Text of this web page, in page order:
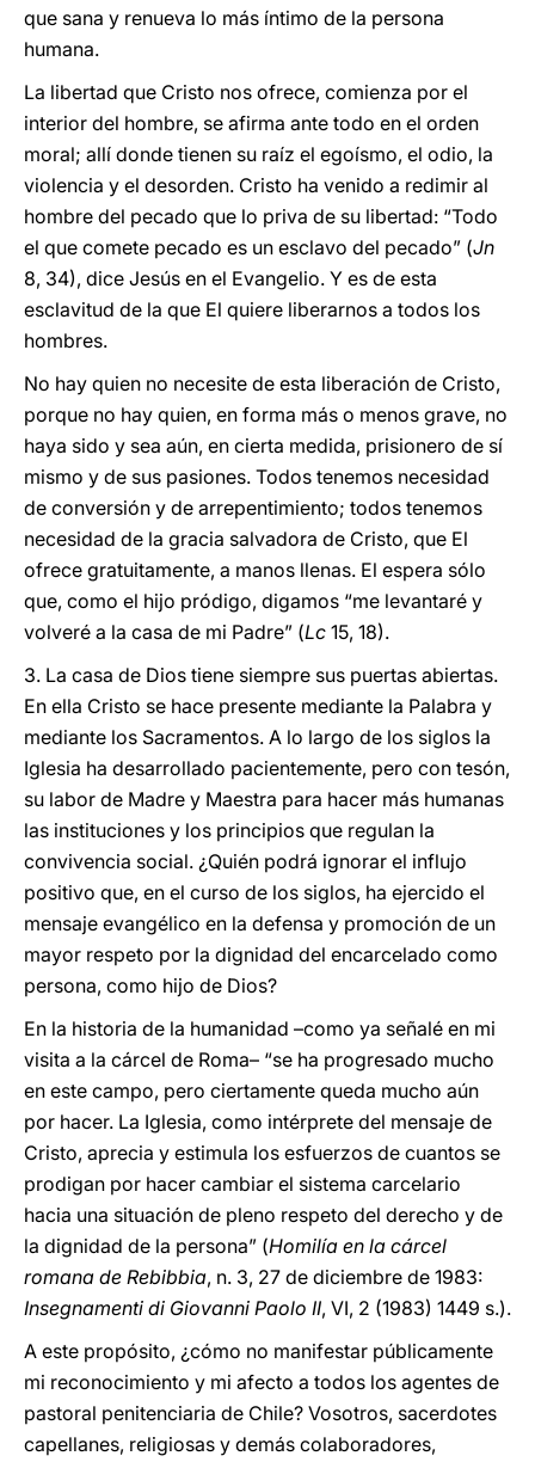
que sana y renueva lo más íntimo de la persona
humana.
La libertad que Cristo nos ofrece, comienza por el
interior del hombre, se afirma ante todo en el orden
moral; allí donde tienen su raíz el egoísmo, el odio, la
violencia y el desorden. Cristo ha venido a redimir al
hombre del pecado que lo priva de su libertad: “Todo
el que comete pecado es un esclavo del pecado” (Jn
8, 34), dice Jesús en el Evangelio. Y es de esta
esclavitud de la que El quiere liberarnos a todos los
hombres.
No hay quien no necesite de esta liberación de Cristo,
porque no hay quien, en forma más o menos grave, no
haya sido y sea aún, en cierta medida, prisionero de sí
mismo y de sus pasiones. Todos tenemos necesidad
de conversión y de arrepentimiento; todos tenemos
necesidad de la gracia salvadora de Cristo, que El
ofrece gratuitamente, a manos llenas. El espera sólo
que, como el hijo pródigo, digamos “me levantaré y
volveré a la casa de mi Padre” (Lc 15, 18).
3. La casa de Dios tiene siempre sus puertas abiertas.
En ella Cristo se hace presente mediante la Palabra y
mediante los Sacramentos. A lo largo de los siglos la
Iglesia ha desarrollado pacientemente, pero con tesón,
su labor de Madre y Maestra para hacer más humanas
las instituciones y los principios que regulan la
convivencia social. ¿Quién podrá ignorar el influjo
positivo que, en el curso de los siglos, ha ejercido el
mensaje evangélico en la defensa y promoción de un
mayor respeto por la dignidad del encarcelado como
persona, como hijo de Dios?
En la historia de la humanidad –como ya señalé en mi
visita a la cárcel de Roma– “se ha progresado mucho
en este campo, pero ciertamente queda mucho aún
por hacer. La Iglesia, como intérprete del mensaje de
Cristo, aprecia y estimula los esfuerzos de cuantos se
prodigan por hacer cambiar el sistema carcelario
hacia una situación de pleno respeto del derecho y de
la dignidad de la persona” (Homilía en la cárcel
romana de Rebibbia, n. 3, 27 de diciembre de 1983:
Insegnamenti di Giovanni Paolo II, VI, 2 (1983) 1449 s.).
A este propósito, ¿cómo no manifestar públicamente
mi reconocimiento y mi afecto a todos los agentes de
pastoral penitenciaria de Chile? Vosotros, sacerdotes
capellanes, religiosas y demás colaboradores,